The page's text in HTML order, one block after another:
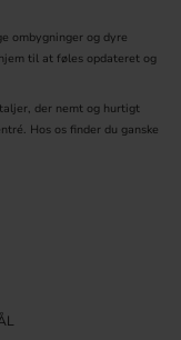
ombygninger og dyre
til at føles opdateret og
der nemt og hurtigt
Hos os finder du ganske